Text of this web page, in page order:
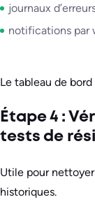
journaux
notifications par
Le tableau de
Étape 4 :
tests de
Utile pour
historiques.